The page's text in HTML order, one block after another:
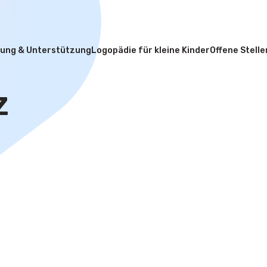
& Unterstützung Logopädie für kleine KinderOffene